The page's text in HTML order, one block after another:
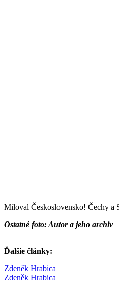
Miloval Československo! Čechy a
Ostatné foto: Autor a jeho archiv
Ďalšie články:
Zdeněk Hrabica
Zdeněk Hrabica